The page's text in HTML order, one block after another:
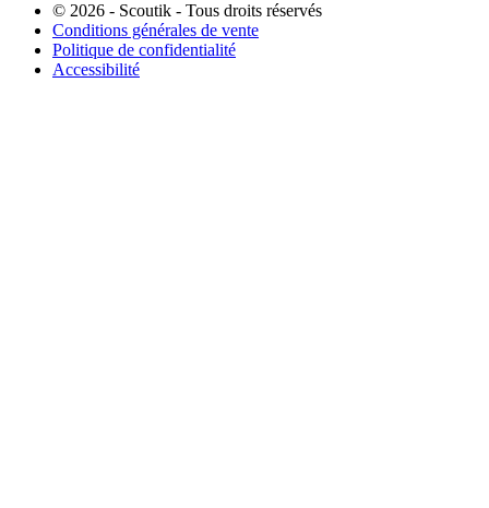
© 2026 - Scoutik - Tous droits réservés
Conditions générales de vente
Politique de confidentialité
Accessibilité